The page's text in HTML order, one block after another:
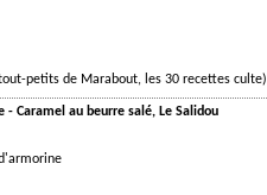
petits de Marabout, les 30 recettes culte)
Caramel au beurre salé, Le Salidou